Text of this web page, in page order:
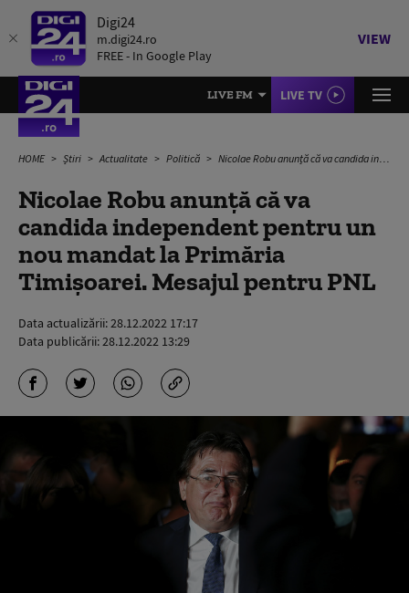
Digi24
m.digi24.ro
FREE - In Google Play
VIEW
LIVE FM LIVE TV
HOME Știri Actualitate Politică Nicolae Robu anunță că va candida independent pentru un nou mandat la Primăria Timișoarei. Mesajul pentru PNL
Nicolae Robu anunță că va
candida independent pentru un
nou mandat la Primăria
Timișoarei. Mesajul pentru PNL
Data actualizării:28.12.2022 17:17
Data publicării:28.12.2022 13:29